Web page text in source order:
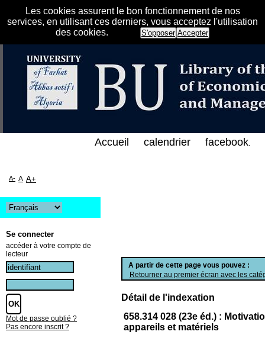
Les cookies assurent le bon fonctionnement de nos
services, en utilisant ces derniers, vous acceptez l'utilisation
des cookies.
S'opposer Accepter
الإلكتروني على الخط المباشر لمكتبة كلية
A partir de cette page vous pouvez :
Retourner au premier écran avec les
Détail de l'indexation
658.314 028 (23e éd.) :
appareils et matériels
Accueil calendrier facebook.
A- A A+
Se connecter
accéder à votre compte de
lecteur
Mot de passe oublié ?
Pas encore inscrit ?